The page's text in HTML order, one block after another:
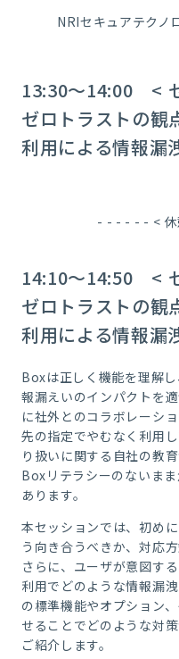
NRIセキュアテクノ
13:30～14:00 <
ゼロトラストの観
利用による情報漏
- - - - - - <
14:10～14:50 <
ゼロトラストの観
利用による情報漏
Boxは正しく機能を理解
報漏えいのインパクトを
に社外とのコラボレーシ
先の指定でやむなく利用
り扱いに関する自社の教
Boxリテラシーのないま
あります。
本セッションでは、初め
う向き合うべきか、対応
さらに、ユーザが意図す
利用でどのような情報漏
の標準機能やオプション
せることでどのような対
ご紹介します。